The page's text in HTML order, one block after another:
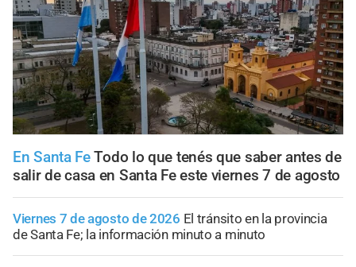
En Santa FeTodo lo que tenés que saber antes de
salir de casa en Santa Fe este viernes 7 de agosto
Viernes 7 de agosto de 2026 El tránsito en la provincia
de Santa Fe; la información minuto a minuto